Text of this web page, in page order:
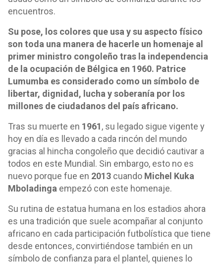
encuentros.
Su pose, los colores que usa y su aspecto físico
son toda una manera de hacerle un homenaje al
primer ministro congoleño tras la independencia
de la ocupación de Bélgica en 1960. Patrice
Lumumba es considerado como un símbolo de
libertar, dignidad, lucha y soberanía por los
millones de ciudadanos del país africano.
Tras su muerte en 1961, su legado sigue vigente y
hoy en día es llevado a cada rincón del mundo
gracias al hincha congoleño que decidió cautivar a
todos en este Mundial. Sin embargo, esto no es
nuevo porque fue en 2013 cuando Michel Kuka
Mboladinga empezó con este homenaje.
Su rutina de estatua humana en los estadios ahora
es una tradición que suele acompañar al conjunto
africano en cada participación futbolística que tiene
desde entonces, convirtiéndose también en un
símbolo de confianza para el plantel, quienes lo